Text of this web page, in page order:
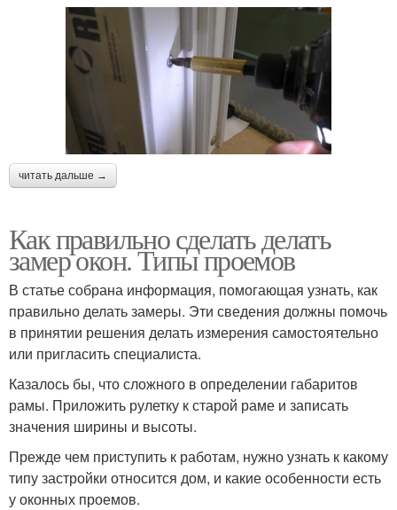
читать дальше →
Как правильно сделать делать
замер окон. Типы проемов
В статье собрана информация, помогающая узнать, как
правильно делать замеры. Эти сведения должны помочь
в принятии решения делать измерения самостоятельно
или пригласить специалиста.
Казалось бы, что сложного в определении габаритов
рамы. Приложить рулетку к старой раме и записать
значения ширины и высоты.
Прежде чем приступить к работам, нужно узнать к какому
типу застройки относится дом, и какие особенности есть
у оконных проемов.